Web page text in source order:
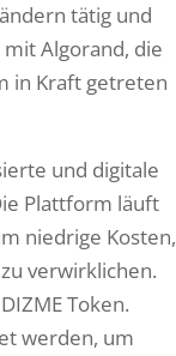
tätig und
Algorand, die
in Kraft getreten
und digitale
Plattform läuft
niedrige Kosten,
verwirklichen.
Token.
werden, um